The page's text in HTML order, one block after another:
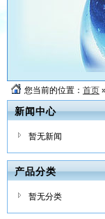
您当前的位置： 首页
新闻中心
暂无新闻
产品分类
暂无分类